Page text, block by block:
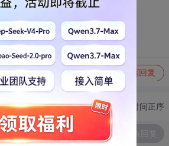
写回复
切换为时间正序